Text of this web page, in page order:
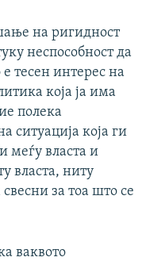
на ригидност
неспособност да
тесен интерес на
која ја има
полека
ситуација која ги
меѓу власта и
власта, ниту
за тоа што се
ваквото